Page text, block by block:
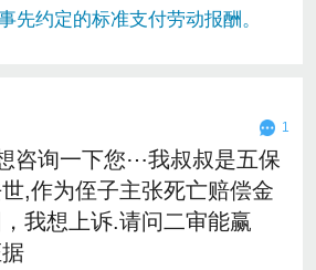
先约定的标准支付劳动报酬。
1
咨询一下您⋯我叔叔是五保
,作为侄子主张死亡赔偿金
我想上诉.请问二审能赢